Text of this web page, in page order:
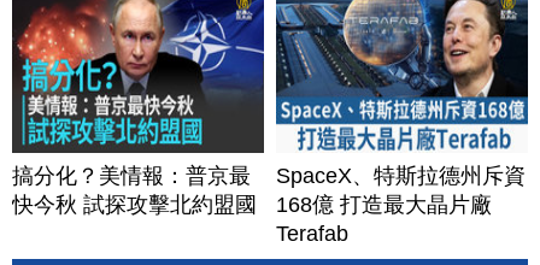
搞分化？美情報：普京最
快今秋 試探攻擊北約盟國
SpaceX、特斯拉德州斥資
168億 打造最大晶片廠
Terafab